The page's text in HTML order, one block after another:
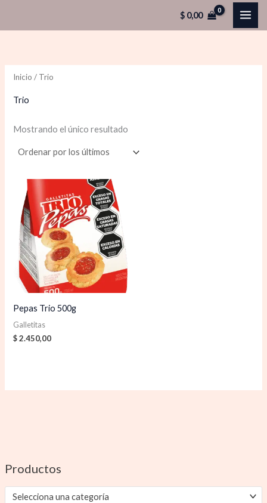
$0,00
Productos
Selecciona una categoría
Inicio / Trio
Trio
Mostrando el único resultado
Pepas Trio 500g
Galletitas
$2.450,00